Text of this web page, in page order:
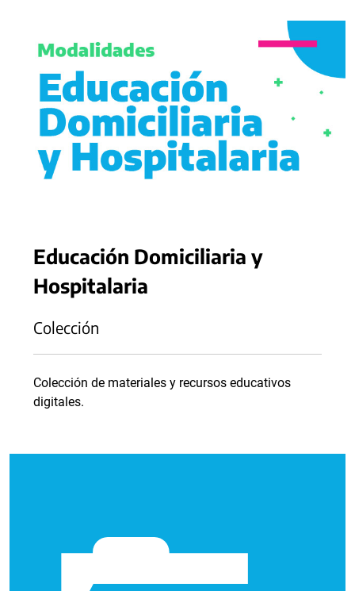
Educación Domiciliaria y
Hospitalaria
Colección
Colección de materiales y recursos educativos
digitales.